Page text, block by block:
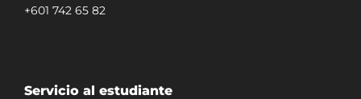
+601 742 65 82
Servicio al estudiante